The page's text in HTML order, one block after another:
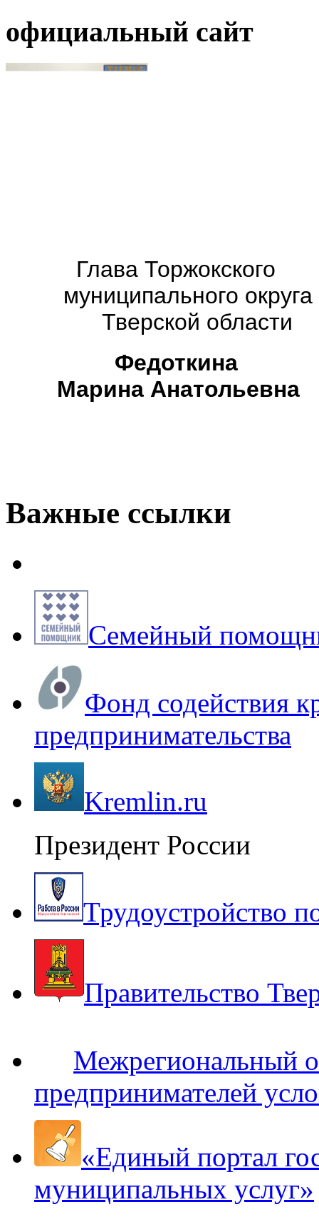
официальный сайт
Глава Торжокского
муниципального округа
Тверской области
Федоткина
Марина Анатольевна
Важные ссылки
Семейный
Фонд содействия
предпринимательства
Kremlin.ru
Президент России
Трудоустройство
Правительство
Межрегиональный
предпринимателей
«Единый портал
муниципальных услуг»